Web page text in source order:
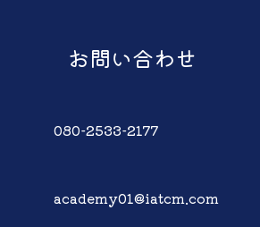
お問い合わせ
080-2533-2177
academy01@iatcm.com